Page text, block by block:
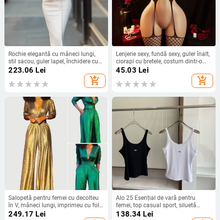
Rochie elegantă cu mâneci lungi,
stil sacou, guler lapel, închidere cu
nasturi pe un singur rând, croială
neregulată
223.06 Lei
add_shopping_cart
Lenjerie sexy, fundă sexy, guler înalt,
ciorapi cu bretele, costum dintr-o
singură bucată de plasă
transparentă, cu gol pe spate
45.03 Lei
add_shopping_cart
Salopetă pentru femei cu decolteu
în V, mâneci lungi, imprimeu cu folie
aurie, bretele pentru strângerea
249.17 Lei
Alo 25 Esențial de vară pentru
femei, top casual sport, siluetă
elegantă, versatil
138.34 Lei